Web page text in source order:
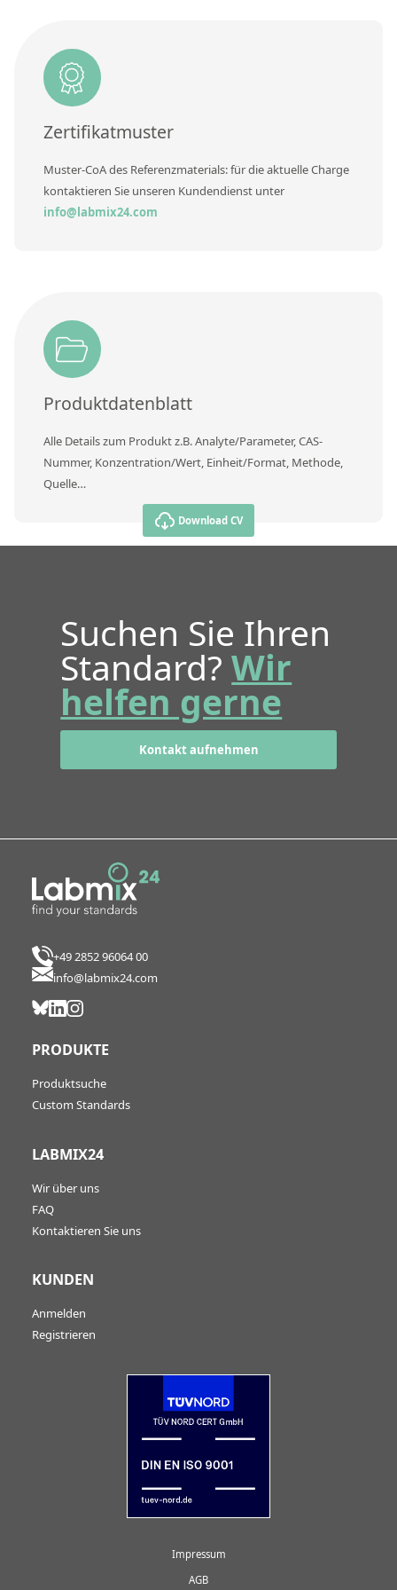
Zertifikatmuster
Muster-CoA des Referenzmaterials: für die aktuelle Charge
kontaktieren Sie unseren Kundendienst unter
info@labmix24.com
Produktdatenblatt
Alle Details zum Produkt z.B. Analyte/Parameter, CAS-
Nummer, Konzentration/Wert, Einheit/Format, Methode,
Quelle…
Download CV
Suchen Sie Ihren
Standard?Wir
helfen gerne
Kontakt aufnehmen
+49 2852 96064 00
info@labmix24.com
PRODUKTE
Produktsuche
Custom Standards
LABMIX24
Wir über uns
FAQ
Kontaktieren Sie uns
KUNDEN
Anmelden
Registrieren
Impressum
AGB